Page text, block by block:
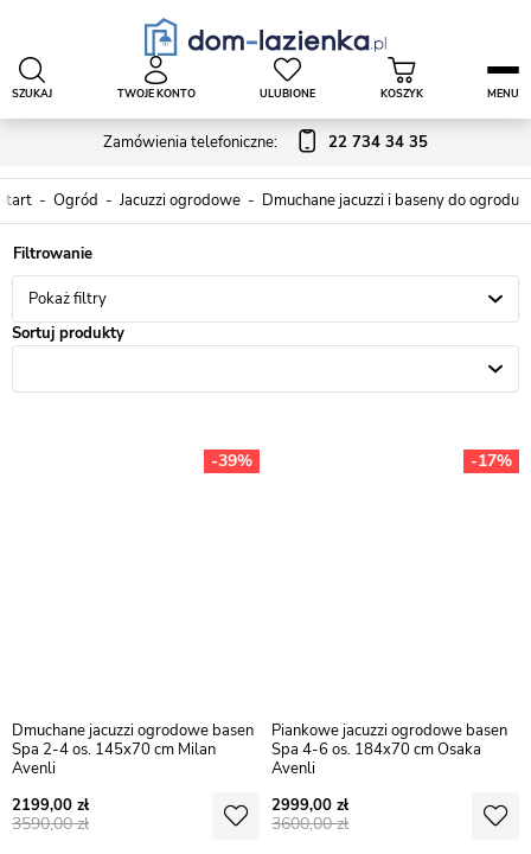
Zamówienia telefoniczne: 22 734 34 35
SZUKAJ TWOJE KONTO ULUBIONE KOSZYK MENU
Ogród Jacuzzi ogrodowe Dmuchane jacuzzi i baseny do ogrodu
Pokaż filtry
Sortuj produkty
Dmuchane jacuzzi ogrodowe basen
Spa 2-4 os. 145x70 cm Milan
Avenli
2199,00
3590,00
-39%
Piankowe jacuzzi ogrodowe basen
Spa 4-6 os. 184x70 cm Osaka
Avenli
2999,00
3600,00
-17%